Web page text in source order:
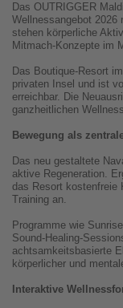
Das OUTRIGGER
Wellnessangebot
stehen körperliche
Mitmach-Konzepte im
Das Boutique-Resort
privaten Insel und ist
erreichbar. Die
ganzheitlichen
Bewegung als
Das neu gestaltete
aktive Regeneration.
das Resort kostenfreie
Training an.
Programme wie
Sound-Healing-
achtsamkeitsbasierte
körperlicher und
Interaktive